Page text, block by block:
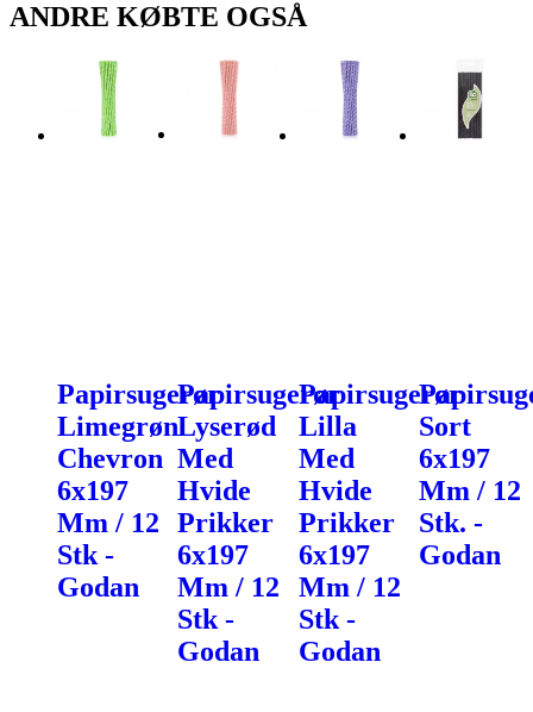
ANDRE KØBTE OGSÅ
Papirsugerør
Limegrøn
Chevron
6x197
Mm / 12
Stk -
Godan
Papirsugerør
Lyserød
Med
Hvide
Prikker
6x197
Mm / 12
Stk -
Godan
Papirsugerør
Lilla
Med
Hvide
Prikker
6x197
Mm / 12
Stk -
Godan
Sort
6x197
Mm / 12
Stk. -
Godan